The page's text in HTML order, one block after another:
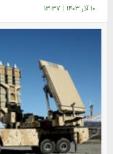
۱۰ آذر ۱۴۰۳ | ۱۳:۳۷